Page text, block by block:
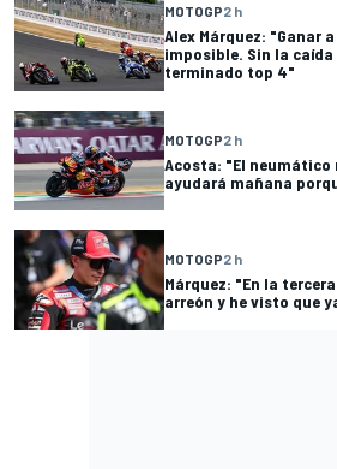
MOTOGP2 h
Alex Márquez: "Ganar
imposible. Sin la caída
terminado top 4"
MOTOGP2 h
Acosta: "El neumático
ayudará mañana
MOTOGP2 h
Márquez: "En la
arreón y he visto que